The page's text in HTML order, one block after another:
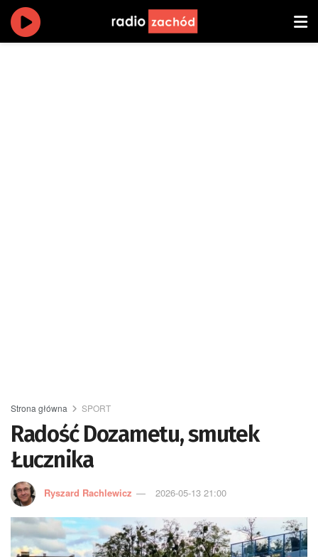
Strona główna SPORT
Radość Dozametu, smutek
Łucznika
Ryszard Rachlewicz 2026-05-13 21:00